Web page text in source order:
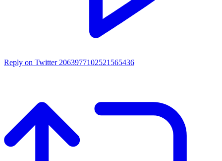
Reply on Twitter 2063977102521565436